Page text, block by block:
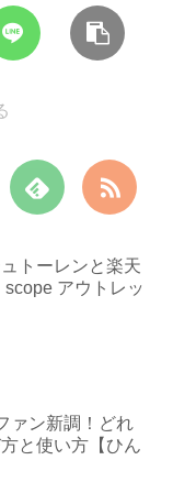
トーレンと楽天
アウトレッ
ァン新調！どれ
と使い方【ひん